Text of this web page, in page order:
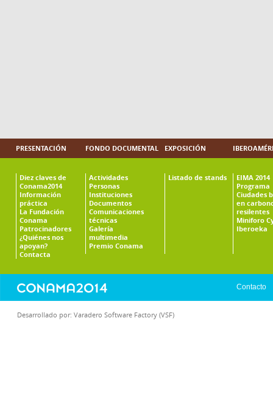
PRESENTACIÓN
Diez claves de
Conama2014
Información
práctica
La Fundación
Conama
Patrocinadores
¿Quiénes nos
apoyan?
Contacta
FONDO DOCUMENTAL
Actividades
Personas
Instituciones
Documentos
Comunicaciones
técnicas
Galería
multimedia
Premio Conama
EXPOSICIÓN
Listado de stands
EIMA 2014
Programa
Ciudades
en
resilentes
Miniforo
Iberoeka
Contacto
Desarrollado por: Varadero Software Factory (VSF)